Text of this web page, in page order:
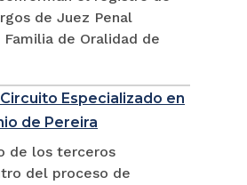
de Juez Penal
de Oralidad de
Especializado en
de Pereira
de los terceros
del proceso de